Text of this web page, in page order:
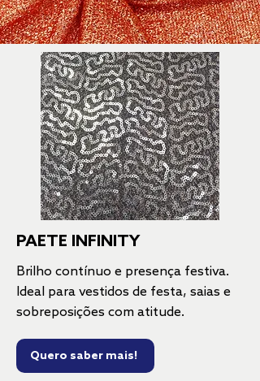
PAETE INFINITY
Brilho contínuo e presença festiva.
Ideal para vestidos de festa, saias e
sobreposições com atitude.
Quero saber mais!